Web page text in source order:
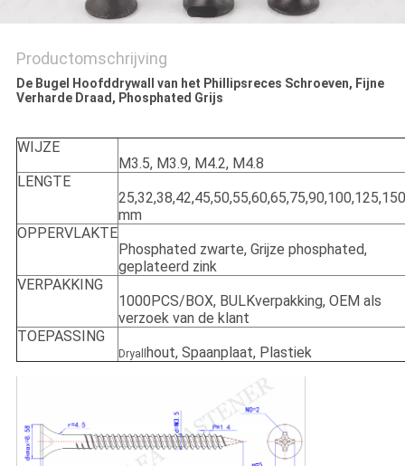
Productomschrijving
De Bugel Hoofddrywall van het Phillipsreces Schroeven, Fijne
Verharde Draad, Phosphated Grijs
WIJZE
M3.5, M3.9, M4.2, M4.8
LENGTE
25,32,38,42,45,50,55,60,65,75,90,100,125,150
mm
OPPERVLAKTE
Phosphated zwarte, Grijze phosphated,
geplateerd zink
VERPAKKING
1000PCS/BOX, BULKverpakking, OEM als
verzoek van de klant
TOEPASSING
Dryall hout, Spaanplaat, Plastiek